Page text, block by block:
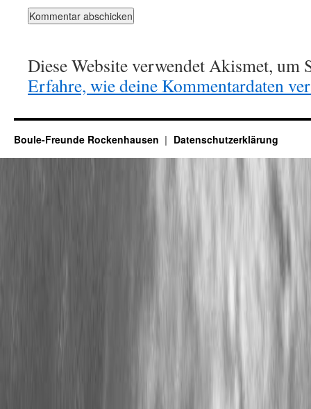
Diese Website verwendet Akismet, um
Erfahre, wie deine Kommentardaten
Boule-Freunde Rockenhausen Datenschutzerklärung